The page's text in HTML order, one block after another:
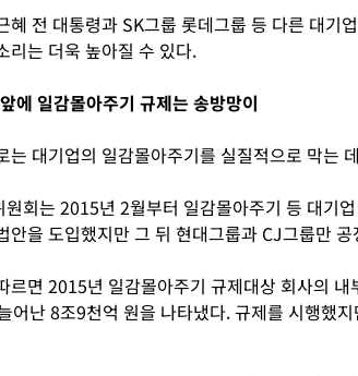
혜 전 대통령과 SK그룹 롯데그룹 등 다른 대기
리는 더욱 높아질 수 있다.
에 일감몰아주기 규제는 송방망이
는 대기업의 일감몰아주기를 실질적으로 막는
원회는 2015년 2월부터 일감몰아주기 등 대기
안을 도입했지만 그 뒤 현대그룹과 CJ그룹만
르면 2015년 일감몰아주기 규제대상 회사의
어난 8조9천억 원을 나타냈다. 규제를 시행했